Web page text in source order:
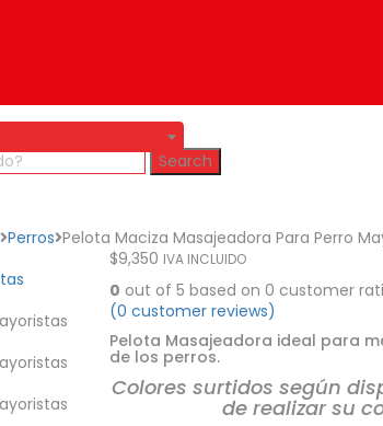
Search
Perros Pelota Maciza Masajeadora Para Perro
$9,350 IVA INCLUIDO
0 out of 5 based on 0 customer
(0 customer reviews)
Pelota Masajeadora ideal para
de los perros.
Colores surtidos según
de realizar su